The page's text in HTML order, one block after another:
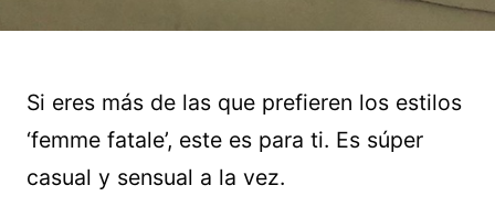
Si eres más de las que prefieren los estilos
‘femme fatale’, este es para ti. Es súper
casual y sensual a la vez.